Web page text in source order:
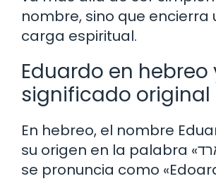
nombre, sino que encierra
carga espiritual.
Eduardo en hebreo
significado original
En hebreo, el nombre
su origen en la palabra «אדוארד», que
se pronuncia como